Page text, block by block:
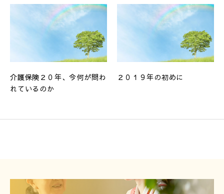
介護保険２０年、今何が問わ
れているのか
２０１９年の初めに